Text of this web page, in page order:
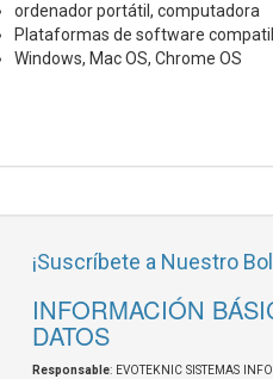
ordenador portátil, computadora
Plataformas de software
Windows, Mac OS, Chrome OS
¡Suscríbete a Nuestro
INFORMACIÓN
DATOS
Responsable: EVOTEKNIC SISTEMAS